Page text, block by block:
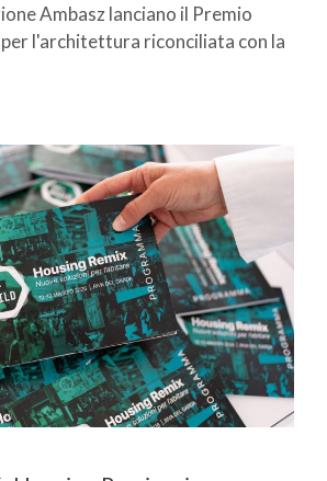
Ambasz lanciano il Premio
l'architettura riconciliata con la